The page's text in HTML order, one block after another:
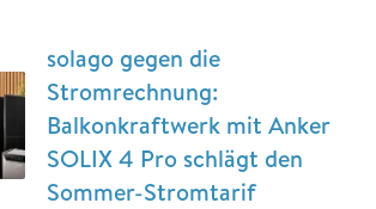
solago gegen die
Stromrechnung:
Balkonkraftwerk mit Anker
SOLIX 4 Pro schlägt den
Sommer-Stromtarif